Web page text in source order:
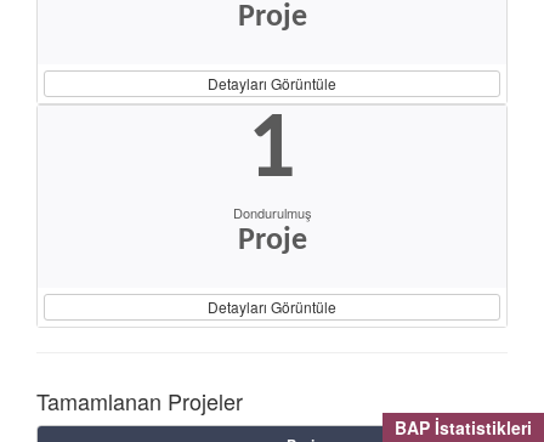
BAP İstatistikleri
Proje
Detayları Görüntüle
1
Dondurulmuş
Proje
Detayları Görüntüle
Tamamlanan Projeler